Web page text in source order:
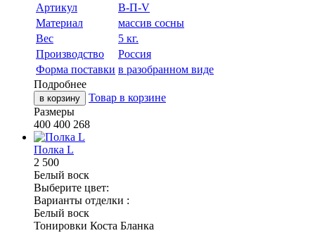
Артикул
В-П-V
Материал
массив сосны
Вес
5 кг.
Производство
Россия
Форма поставки в разобранном виде
Подробнее
в корзину
Товар в корзине
Размеры
400 400 268
Полка L
2 500
Белый воск
Выберите цвет:
Варианты отделки :
Белый воск
Тонировки Коста Бланка